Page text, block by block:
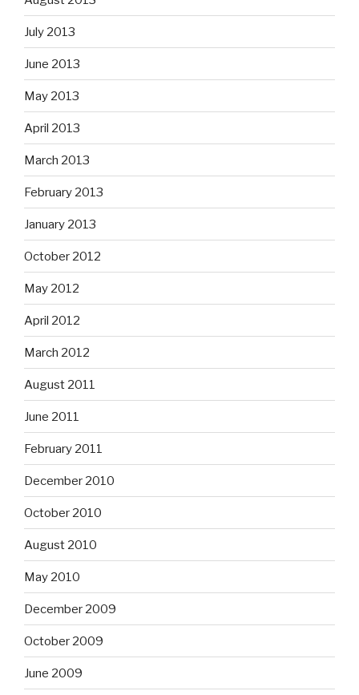
July 2013
June 2013
May 2013
April 2013
March 2013
February 2013
January 2013
October 2012
May 2012
April 2012
March 2012
August 2011
June 2011
February 2011
December 2010
October 2010
August 2010
May 2010
December 2009
October 2009
June 2009